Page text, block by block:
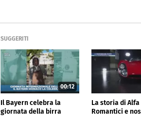
SUGGERITI
00:12
Il Bayern celebra la
giornata della birra
La storia di Alfa
Romantici e